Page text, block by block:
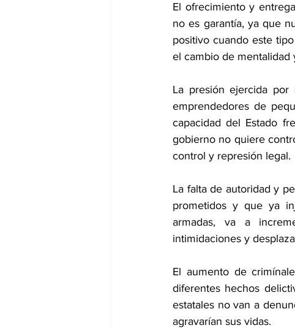
El ofrecimiento y
no es garantía, ya que
positivo cuando este
el cambio de mentalidad
La presión ejercida por
emprendedores de
capacidad del Estado
gobierno no quiere
control y represión legal.
La falta de autoridad y
prometidos y que ya
armadas, va a
intimidaciones y
El aumento de
diferentes hechos
estatales no van a
agravarían sus vidas.